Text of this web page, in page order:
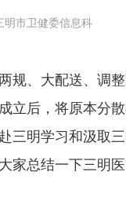
明市卫健委信息科
规、大配送、调
立后，将原本分
三明学习和汲取
家总结一下三明医